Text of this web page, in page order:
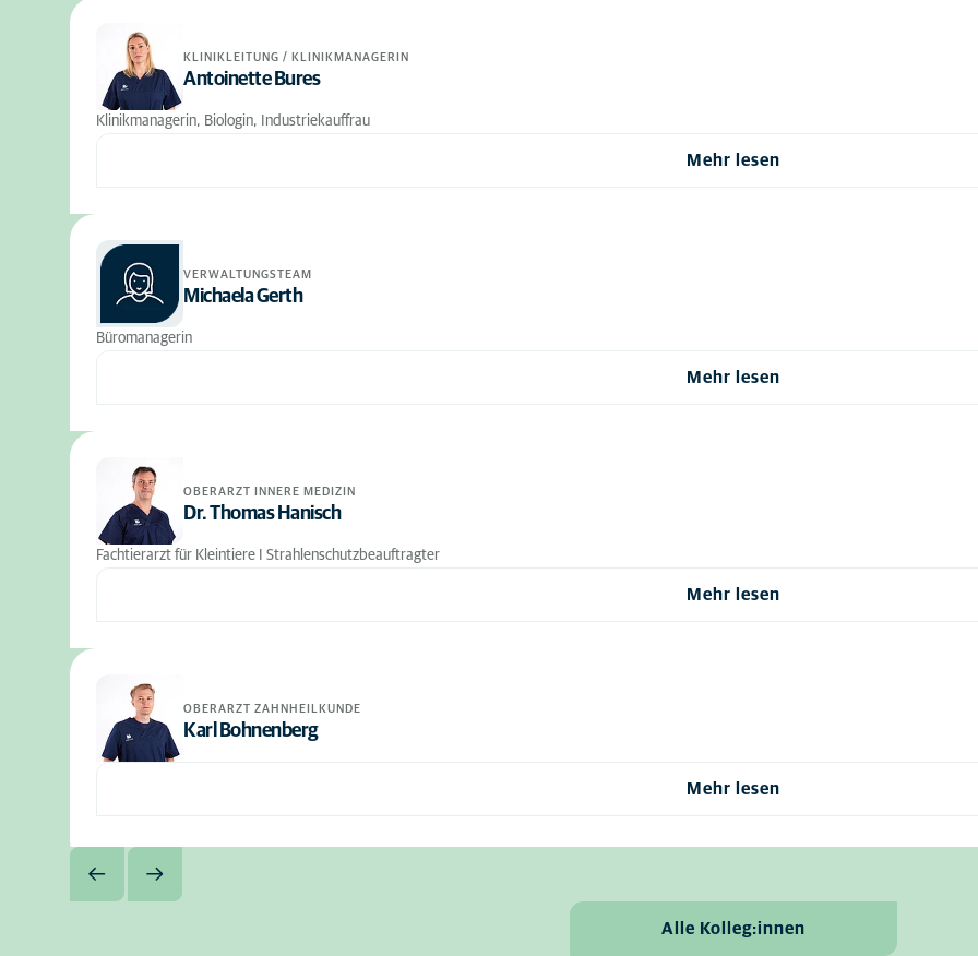
KLINIKLEITUNG / KLINIKMANAGERIN
Antoinette Bures
Klinikmanagerin, Biologin, Industriekauffrau
Mehr lesen
VERWALTUNGSTEAM
Michaela Gerth
Büromanagerin
Mehr lesen
OBERARZT INNERE MEDIZIN
Dr. Thomas Hanisch
Fachtierarzt für Kleintiere I Strahlenschutzbeauftragter
Mehr lesen
OBERARZT ZAHNHEILKUNDE
Karl Bohnenberg
Mehr lesen
Alle Kolleg:innen